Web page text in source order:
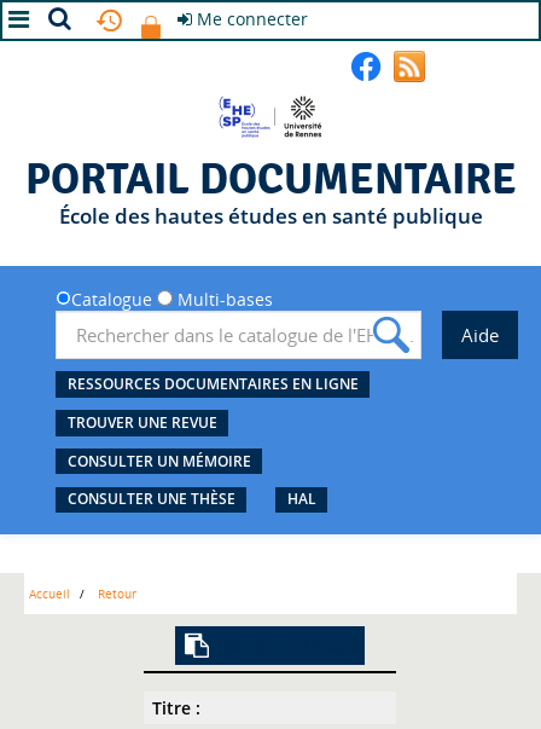
Me connecter
PORTAIL DOCUMENTAIRE
École des hautes études en santé publique
Catalogue Multi-bases
RESSOURCES DOCUMENTAIRES EN LIGNE
TROUVER UNE REVUE
CONSULTER UN MÉMOIRE
CONSULTER UNE THÈSE
HAL
Accueil Retour
Titre :